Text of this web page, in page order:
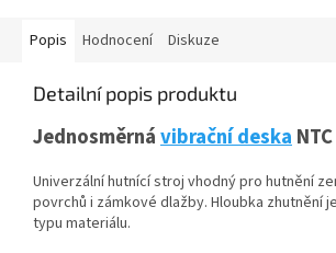
Popis Hodnocení Diskuze
Detailní popis produktu
Jednosměrnávibrační deska
Univerzální hutnící stroj vhodný pro hutnění
povrchů i zámkové dlažby. Hloubka zhutnění
typu materiálu.